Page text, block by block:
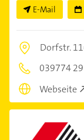
E-Mail
Dorfstr.
039774
Webseite